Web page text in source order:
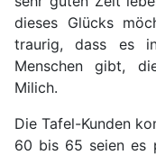
dieses Glücks
traurig, dass es
Menschen gibt,
Milich.
Die Tafel-Kunden
60 bis 65 seien es